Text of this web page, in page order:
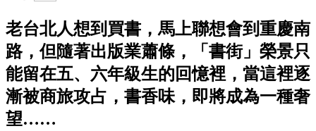
老台北人想到買書，馬上聯想會到重慶南
路，但隨著出版業蕭條，「書街」榮景只
能留在五、六年級生的回憶裡，當這裡逐
漸被商旅攻占，書香味，即將成為一種奢
望……